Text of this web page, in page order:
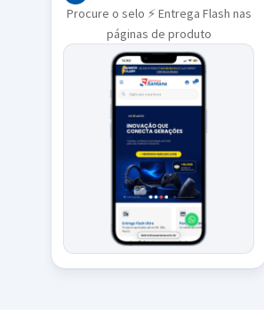
Procure o selo ⚡ Entrega Flash nas
páginas de produto